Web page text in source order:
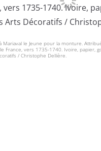
le Jeune pour la monture.
France, vers 1735-1740. Ivoire, papier,
/ Christophe Dellière.